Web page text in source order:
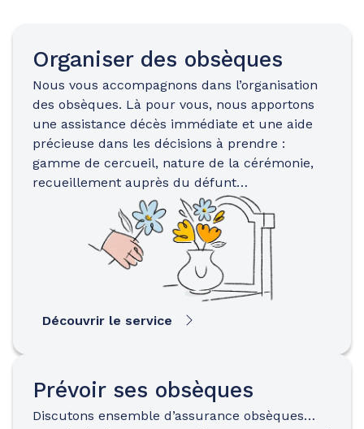
Organiser des obsèques
Nous vous accompagnons dans l’organisation
des obsèques. Là pour vous, nous apportons
une assistance décès immédiate et une aide
précieuse dans les décisions à prendre :
gamme de cercueil, nature de la cérémonie,
recueillement auprès du défunt…
Découvrir le service
Prévoir ses obsèques
Discutons ensemble d’assurance obsèques…